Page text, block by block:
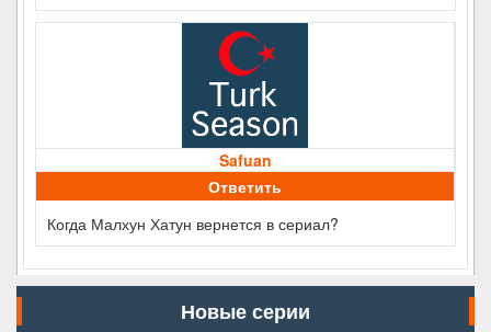
Safuan
Ответить
Когда Малхун Хатун вернется в сериал?
Новые серии